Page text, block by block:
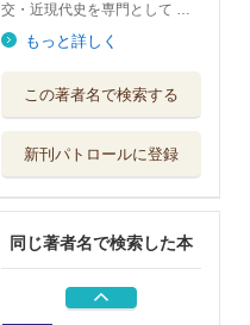
交・近現代史を専門として …
もっと詳しく
この著者名で検索する
新刊パトロールに登録
同じ著者名で検索した本
昭和の大戦大東...
〈驚き〉を呼び込
昭和堂
今こそ、日台「同
盟」宣言！ 頼...
ビジネス社